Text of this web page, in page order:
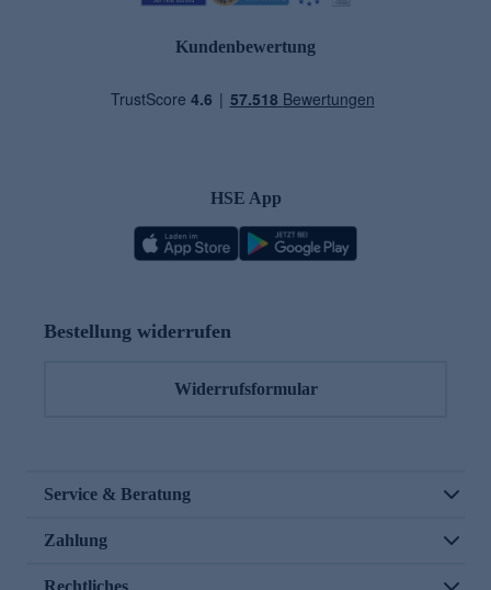
Kundenbewertung
HSE App
Bestellung widerrufen
Widerrufsformular
Service & Beratung
Zahlung
Rechtliches